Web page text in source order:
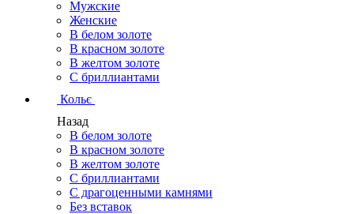
Мужские
Женские
В белом золоте
В красном золоте
В желтом золоте
С бриллиантами
Кольє
Назад
В белом золоте
В красном золоте
В желтом золоте
С бриллиантами
С драгоценными камнями
Без вставок